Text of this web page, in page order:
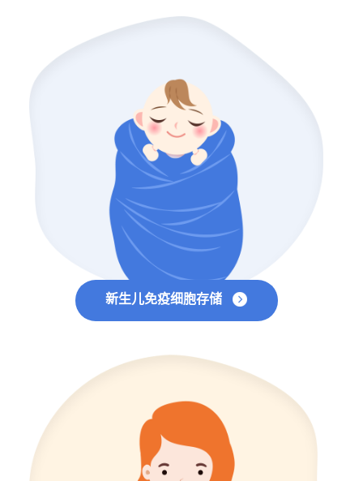
新生儿免疫细胞存储